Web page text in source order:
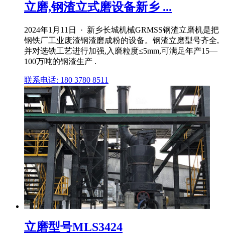
立磨,钢渣立式磨设备新乡 ...
2024年1月11日 · 新乡长城机械GRMSS钢渣立磨机是把
钢铁厂工业废渣钢渣磨成粉的设备。钢渣立磨型号齐全,
并对选铁工艺进行加强,入磨粒度≤5mm,可满足年产15—
100万吨的钢渣生产 .
联系电话: 180 3780 8511
立磨型号MLS3424